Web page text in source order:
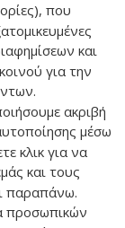
Olive
που
και
για την
ακριβή
μέσω
κλικ για να
και τους
παραπάνω.
προσωπικών